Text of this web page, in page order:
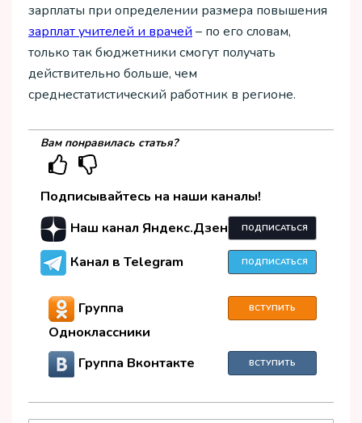
зарплаты при определении размера повышения
зарплат учителей и врачей – по его словам,
только так бюджетники смогут получать
действительно больше, чем
среднестатистический работник в регионе.
Вам понравилась статья?
Подписывайтесь на наши каналы!
Наш канал Яндекс.Дзен
ПОДПИСАТЬСЯ
Канал в Telegram ПОДПИСАТЬСЯ
Группа
Одноклассники
ВСТУПИТЬ
Группа Вконтакте ВСТУПИТЬ